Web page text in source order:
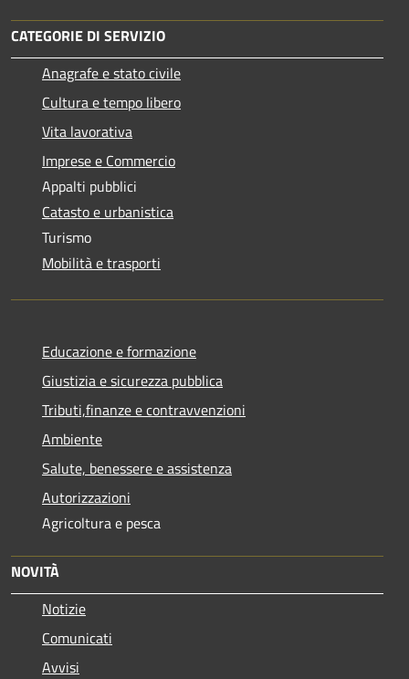
CATEGORIE DI SERVIZIO
Anagrafe e stato civile
Cultura e tempo libero
Vita lavorativa
Imprese e Commercio
Appalti pubblici
Catasto e urbanistica
Turismo
Mobilità e trasporti
Educazione e formazione
Giustizia e sicurezza pubblica
Tributi,finanze e contravvenzioni
Ambiente
Salute, benessere e assistenza
Autorizzazioni
Agricoltura e pesca
NOVITÀ
Notizie
Comunicati
Avvisi